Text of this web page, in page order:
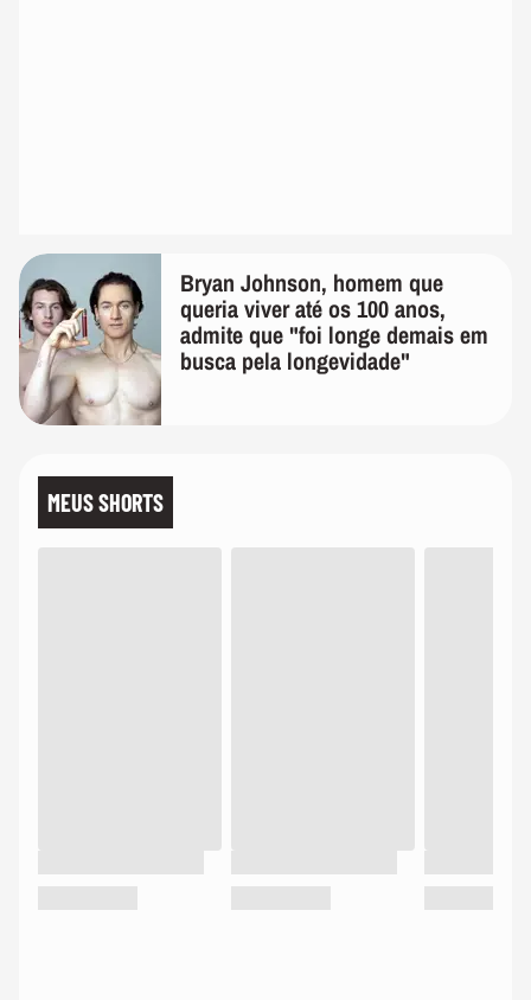
Bryan Johnson, homem que
queria viver até os 100 anos,
admite que "foi longe demais em
busca pela longevidade"
MEUS SHORTS